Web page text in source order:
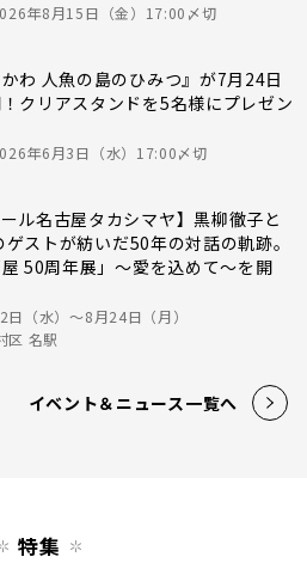
年8月15日（金）17:00〆切
かわ 人魚の島のひみつ』が7月24日
！クリアスタンドを5名様にプレゼン
年6月3日（水）17:00〆切
ール名古屋タカシマヤ】黒柳徹子と
ストが紡いだ50年の対話の軌跡。
屋 50周年展」～愛を込めて～を開
（水）〜8月24日（月）
区 名駅
イベント＆ニュース一覧へ
特集